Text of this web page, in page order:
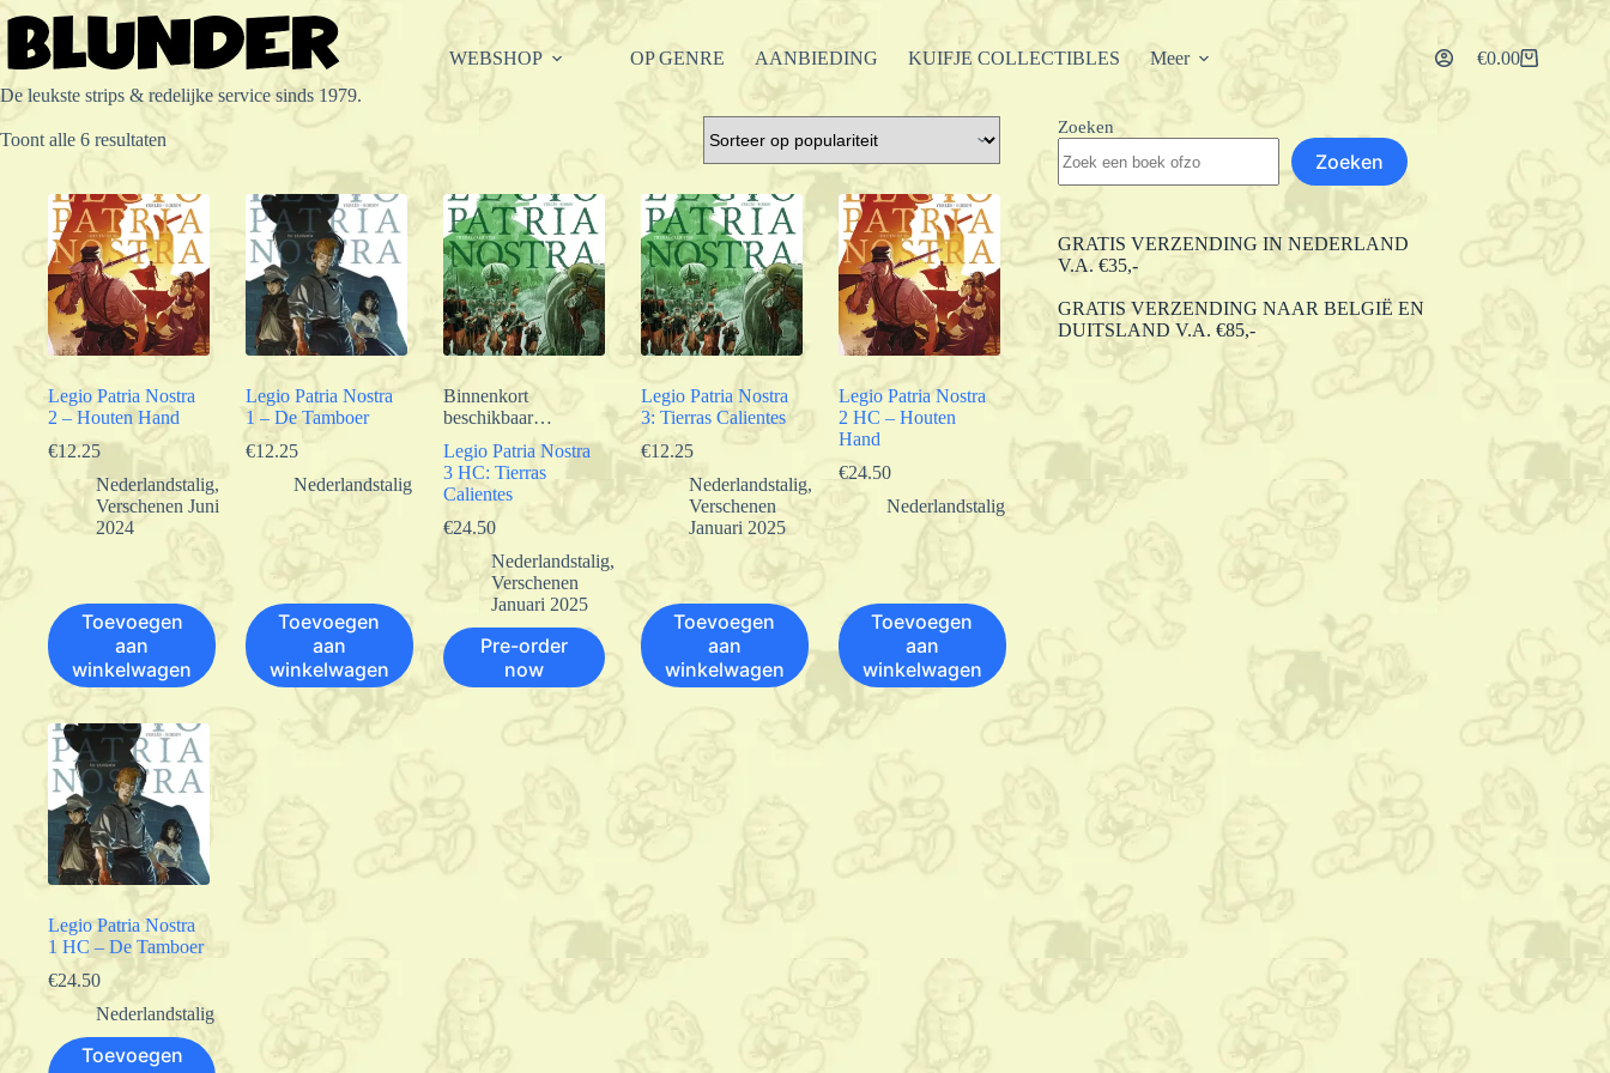
Ga
naar
inhoud
De leukste strips & redelijke service sinds 1979.
WEBSHOP OP GENRE AANBIEDING KUIFJE COLLECTIBLES Meer Winkelwagen
€0.00
Toont alle 6 resultaten
Legio Patria Nostra
2 – Houten Hand
€12.25
Nederlandstalig,
Verschenen Juni
2024
Toevoegen
aan
winkelwagen
Legio Patria Nostra
1 – De Tamboer
€12.25
Nederlandstalig
Toevoegen
aan
winkelwagen
Binnenkort
beschikbaar…
Legio Patria Nostra
3 HC: Tierras
Calientes
€24.50
Nederlandstalig,
Verschenen
Januari 2025
Pre-order
now
Legio Patria Nostra
3: Tierras Calientes
€12.25
Nederlandstalig,
Verschenen
Januari 2025
Toevoegen
aan
winkelwagen
Legio Patria Nostra
2 HC – Houten
Hand
€24.50
Nederlandstalig
Toevoegen
aan
winkelwagen
Legio Patria Nostra
1 HC – De Tamboer
€24.50
Nederlandstalig
Toevoegen
Zoeken
Zoeken
GRATIS VERZENDING IN NEDERLAND
V.A. €35,-
GRATIS VERZENDING NAAR BELGIË EN
DUITSLAND V.A. €85,-